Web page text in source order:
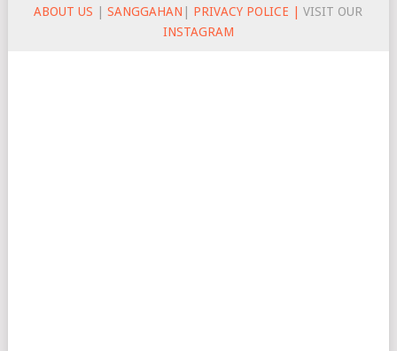
ABOUT US |SANGGAHAN PRIVACY POLICE |
VISIT OUR
INSTAGRAM